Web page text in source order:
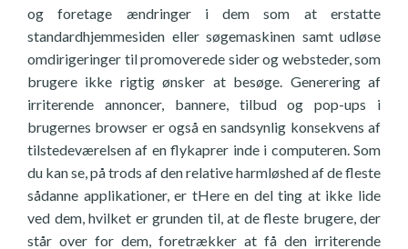
og foretage ændringer i dem som at erstatte
standardhjemmesiden eller søgemaskinen samt udløse
omdirigeringer til promoverede sider og websteder, som
brugere ikke rigtig ønsker at besøge. Generering af
irriterende annoncer, bannere, tilbud og pop-ups i
brugernes browser er også en sandsynlig konsekvens af
tilstedeværelsen af en flykaprer inde i computeren. Som
du kan se, på trods af den relative harmløshed af de fleste
sådanne applikationer, er tHere en del ting at ikke lide
ved dem, hvilket er grunden til, at de fleste brugere, der
står over for dem, foretrækker at få den irriterende